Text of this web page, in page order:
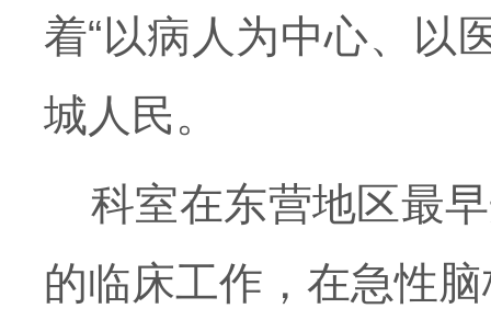
着“以病人为中心、以
城人民。
科室在东营地区最
的临床工作，在急性